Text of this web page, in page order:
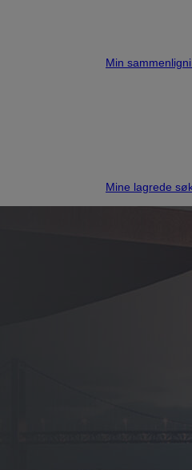
Min
Mine lagrede